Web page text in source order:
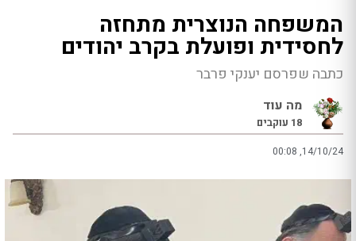
המשפחה הנוצרית מתחזה
לחסידית ופועלת בקרב יהודים
כתבה שפרסם יענקי פרבר
מה עוד
18 עוקבים
00:08 ,14/10/24